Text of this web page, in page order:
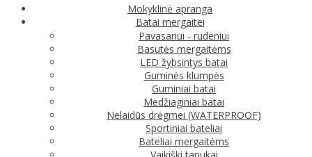
Mokyklinė apranga
Batai mergaitei
Pavasariui - rudeniui
Basutės mergaitėms
LED žybsintys batai
Guminės klumpės
Guminiai batai
Medžiaginiai batai
Nelaidūs drėgmei (WATERPROOF)
Sportiniai bateliai
Bateliai mergaitėms
Vaikiški tapukai